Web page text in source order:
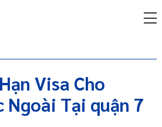
Visa Cho
Tại quận 7
Gia hạn Visa